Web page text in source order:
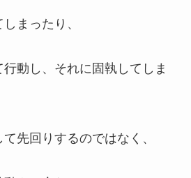
まったり、
動し、それに固執してしま
先回りするのではなく、